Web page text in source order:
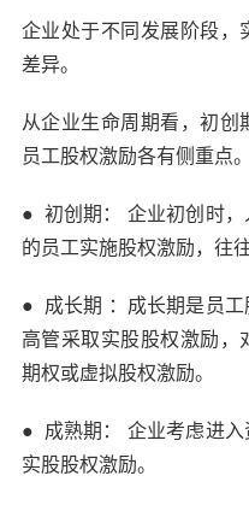
企业处于不同发展阶段，
差异。
从企业生命周期看，初创
员工股权激励各有侧重点。
● 初创期： 企业初创时
的员工实施股权激励，往
● 成长期 ：成长期是员
高管采取实股股权激励，
期权或虚拟股权激励。
● 成熟期： 企业考虑进
实股股权激励。